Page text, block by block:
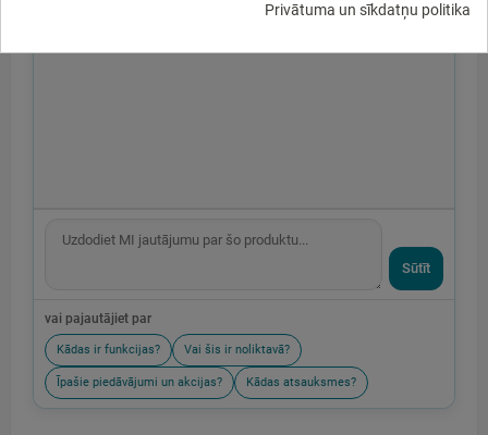
Privātuma un sīkdatņu politika
Sūtīt
vai pajautājiet par
Kādas ir funkcijas? Vai šis ir noliktavā?
Īpašie piedāvājumi un akcijas? Kādas atsauksmes?